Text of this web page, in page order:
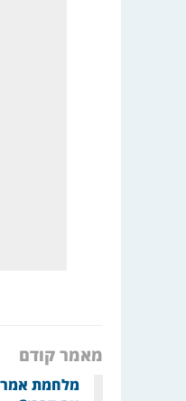
מאמר קודם
מלחמת